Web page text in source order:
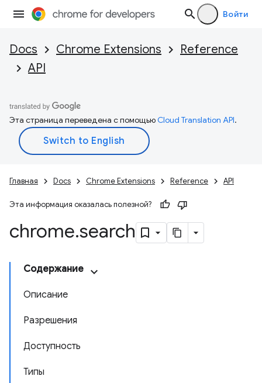
Войти
Docs Chrome Extensions
Reference
API
Эта страница переведена с помощьюCloud Translation API.
Главная Docs Chrome Extensions Reference API
Эта информация оказалась полезной?
chrome.search
Содержание
Описание
Разрешения
Доступность
Типы